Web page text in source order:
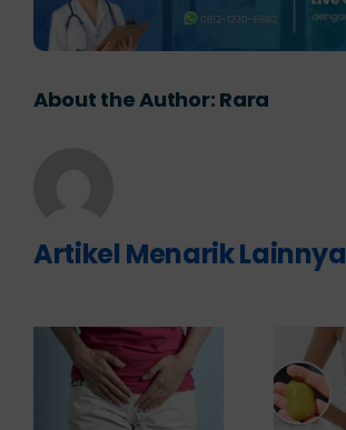
About the Author: Rara
Artikel Menarik Lainnya